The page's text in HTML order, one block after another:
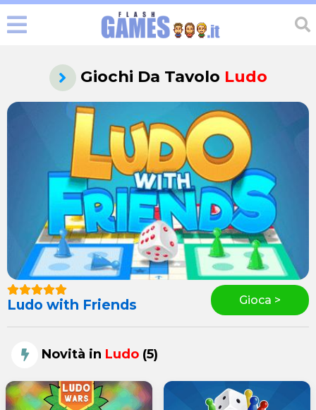
Giochi Da Tavolo Ludo
Ludo with Friends Gioca >
Novità in Ludo (5)